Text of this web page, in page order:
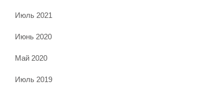
Июль 2021
Июнь 2020
Май 2020
Июль 2019